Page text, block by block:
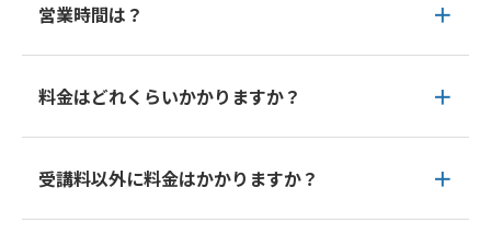
営業時間は？
料金はどれくらいかかりますか？
受講料以外に料金はかかりますか？